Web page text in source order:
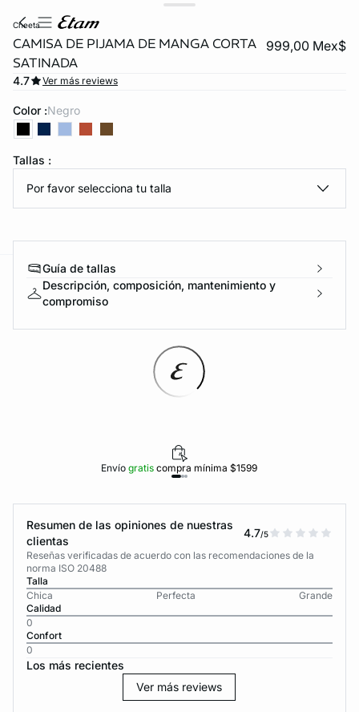
DE PANTIES
cheeta
CAMISA DE PIJAMA DE MANGA CORTA
SATINADA
999,00 Mex$
4.7 Ver más reviews
Color : negro
Tallas :
Por favor selecciona tu talla
Guía de tallas
Descripción, composición, mantenimiento y
compromiso
Envíogratiscompra mínima $1599
Resumen de las opiniones de nuestras
clientas
4.7/5
Reseñas verificadas de acuerdo con las recomendaciones de la
norma ISO 20488
Talla
Chica
Perfecta
Grande
Calidad
0
Confort
0
Los más recientes
Ver más reviews